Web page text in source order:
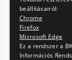
Előző
14 15
beállításairól:
Chrome
Firefox
Microsoft Edge
Ez a rendszer a
Információs